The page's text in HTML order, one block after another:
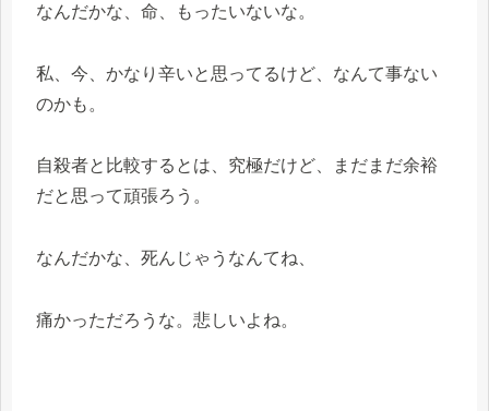
なんだかな、命、もったいないな。
私、今、かなり辛いと思ってるけど、なんて事ない
のかも。
自殺者と比較するとは、究極だけど、まだまだ余裕
だと思って頑張ろう。
なんだかな、死んじゃうなんてね、
痛かっただろうな。悲しいよね。